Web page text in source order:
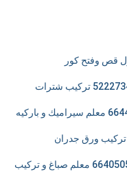
دهان صباغ ضاحية مبارك العبدالله الجابر 66405052 معلم صباغ و تركيب